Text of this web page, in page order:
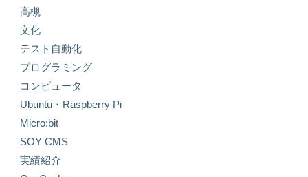
高槻
文化
テスト自動化
プログラミング
コンピュータ
Ubuntu・Raspberry Pi
Micro:bit
SOY CMS
実績紹介